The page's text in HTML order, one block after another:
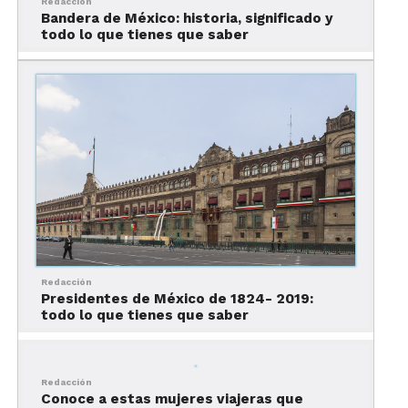
América Continental, con un magnífico atrio que
representa las catorce estaciones del Vía Crucis
hechas con talavera y una pila bautismal labrada
en piedra volcánica.
Otros atractivos históricos de la ciudad son el
Bandera de México: historia, significado y
todo lo que tienes que saber
Redacción
Presidentes de México de 1824- 2019:
todo lo que tienes que saber
Redacción
Conoce a estas mujeres viajeras que